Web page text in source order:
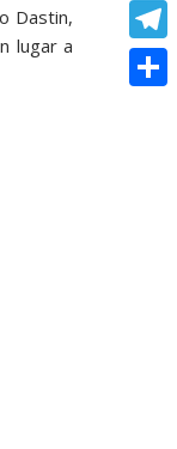
Dastin,
lugar a
k
e
r
e
r
t
s
s
s
C
o
p
T